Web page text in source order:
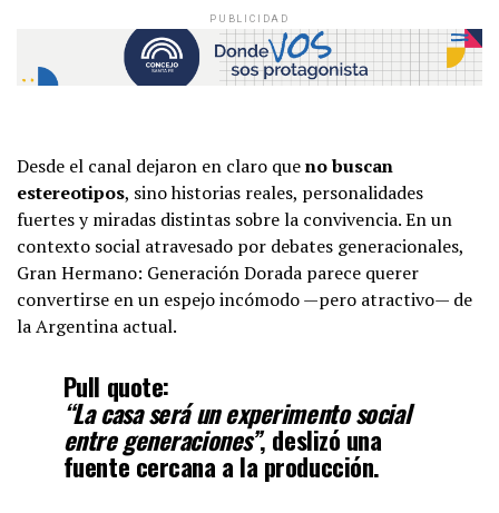
PUBLICIDAD
Desde el canal dejaron en claro queno buscan
estereotipos, sino historias reales, personalidades
fuertes y miradas distintas sobre la convivencia. En un
contexto social atravesado por debates generacionales,
Gran Hermano: Generación Dorada parece querer
convertirse en un espejo incómodo —pero atractivo— de
la Argentina actual.
Pull quote:
“La casa será un experimento social
entre generaciones”, deslizó una
fuente cercana a la producción.